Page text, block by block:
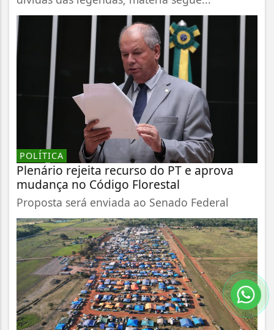
POLÍTICA
Plenário rejeita recurso do PT e aprova
mudança no Código Florestal
Proposta será enviada ao Senado Federal